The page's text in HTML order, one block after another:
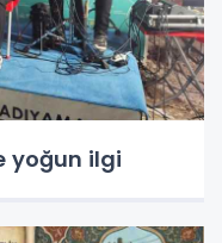
yoğun ilgi